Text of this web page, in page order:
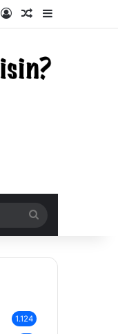
Kayıt OlRastgele Makale
Kenar
yap
1.124